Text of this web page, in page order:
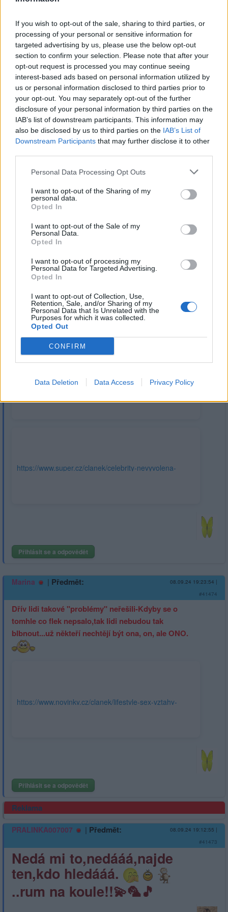
If you wish to opt-out of the sale, sharing to third parties, or
processing of your personal or sensitive information for
targeted advertising by us, please use the below opt-out
section to confirm your selection. Please note that after your
opt-out request is processed you may continue seeing
interest-based ads based on personal information utilized by
us or personal information disclosed to third parties prior to
your opt-out. You may separately opt-out of the further
disclosure of your personal information by third parties on the
IAB’s list of downstream participants. This information may
also be disclosed by us to third parties on the IAB’s List of
Downstream Participants that may further disclose it to other
Personal Data Processing Opt Outs
I want to opt-out of the Sharing of my
personal data.
Opted In
I want to opt-out of the Sale of my
Personal Data.
Opted In
I want to opt-out of processing my
Personal Data for Targeted Advertising.
Opted In
I want to opt-out of Collection, Use,
Retention, Sale, and/or Sharing of my
Personal Data that Is Unrelated with the
Purposes for which it was collected.
Opted Out
CONFIRM
Data Deletion Data Access Privacy Policy
Reakce na příspěvek#41474
Pan Huhu už se rozhodl, ale Pralinka ještě váhá.
Přihlásit se a odpovědět 3
Marina |Předmět: 08.09.24 19:37:10
Budou zas dávat SPALOVAČ MRTVOL
vůbec nepochopila, proč vlastně vyvraždil i svou rodinu.
Je na CS FILMU. To se radši budu dívat na
SOUDKYNI BARBARU
Přihlásit se a odpovědět
Ta holka měla už tolik chlápků. Je mi od vyvolených
hnusná, myslím spíš povahou.
https://www.playboy.cz/zar-v-v-ocich-nezne-dotyky-a-
447100#
https://www.super.cz/clanek/celebrity-nevyvolena-
Přihlásit se a odpovědět
Marina | Předmět: 08.09.24 19:23:54 |
#41474
Dřív lidi takové "problémy" neřešili-Kdyby se o
tomhle co flek nepsalo,tak lidi nebudou tak
blbnout...už někteří nechtějí být ona, on, ale ONO.
https://www.novinky.cz/clanek/lifestyle-sex-vztahy-
Přihlásit se a odpovědět
Reklama
PRALINKA007007 | Předmět: 08.09.24 19:12:55 |
#41473
Nedá mi to,nedááá,najde
ten,kdo hledááá.
..rum na koule!!💫🦜🎵